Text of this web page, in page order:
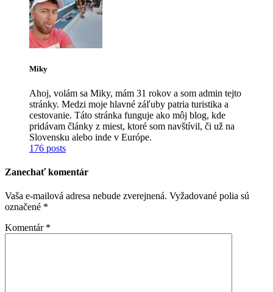
Miky
Ahoj, volám sa Miky, mám 31 rokov a som admin tejto
stránky. Medzi moje hlavné záľuby patria turistika a
cestovanie. Táto stránka funguje ako môj blog, kde
pridávam články z miest, ktoré som navštívil, či už na
Slovensku alebo inde v Európe.
176 posts
Zanechať komentár
Vaša e-mailová adresa nebude zverejnená. Vyžadované polia sú
označené *
Komentár *